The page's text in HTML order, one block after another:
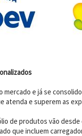
e já se
atenda e superem as
de produtos vão
que incluem